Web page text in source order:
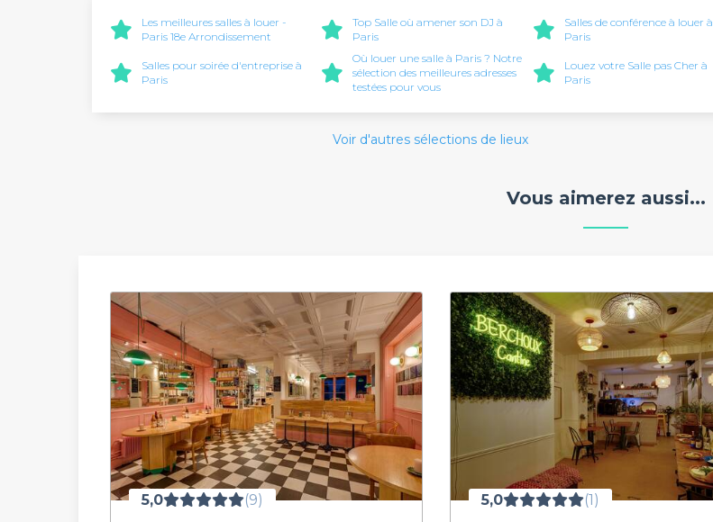
Les meilleures salles à louer -
Paris 18e Arrondissement
Top Salle où amener son DJ à
Paris
Salles de conférence à louer à
Paris
Salles pour soirée d'entreprise à
Paris
Où louer une salle à Paris ? Notre
sélection des meilleures adresses
testées pour vous
Louez votre Salle pas Cher à
Paris
Voir d'autres sélections de lieux
Vous aimerez aussi...
5,0 (9) 5,0 (1)